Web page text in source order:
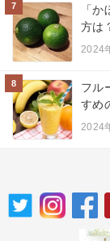
7
「
方は
2024
8
フル
すめ
2024